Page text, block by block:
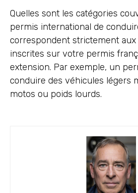
Quelles sont les catégories
permis international de
correspondent strictement aux
inscrites sur votre permis
extension. Par exemple, un
conduire des véhicules légers
motos ou poids lourds.